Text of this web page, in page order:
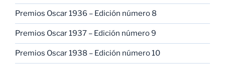
Premios Oscar 1936 – Edición número 8
Premios Oscar 1937 – Edición número 9
Premios Oscar 1938 – Edición número 10